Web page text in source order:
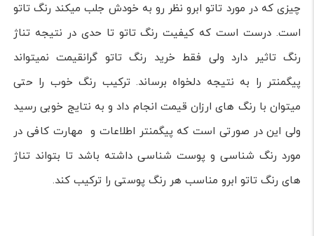
چیزی که در مورد تاتو ابرو نظر رو به خودش جلب میکند رنگ تاتو
است. درست است که کیفیت رنگ تاتو تا حدی در نتیجه تناژ
رنگ تاثیر دارد ولی فقط خرید رنگ تاتو گرانقیمت نمیتواند
پیگمنتر را به نتیجه دلخواه برساند. ترکیب رنگ خوب را حتی
میتوان با رنگ های ارزان قیمت انجام داد و به نتایج خوبی رسید
ولی این در صورتی است که پیگمنتر اطلاعات و مهارت کافی در
مورد رنگ شناسی و پوست شناسی داشته باشد تا بتواند تناژ
های رنگ تاتو ابرو مناسب هر رنگ پوستی را ترکیب کند.